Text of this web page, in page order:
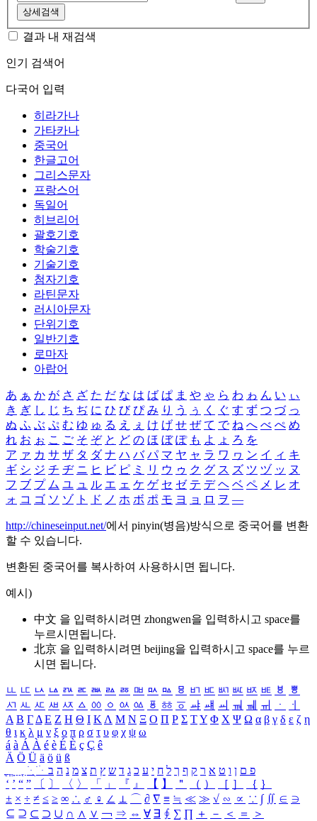
상세검색
결과 내 재검색
인기 검색어
다국어 입력
히라가나
가타카나
중국어
한글고어
그리스문자
프랑스어
독일어
히브리어
괄호기호
학술기호
기술기호
첨자기호
라틴문자
러시아문자
단위기호
일반기호
로마자
아랍어
あ ぁ か が さ ざ た だ な は ば ぱ ま や ゃ ら わ ゎ ん い ぃ
き ぎ し じ ち ぢ に ひ び ぴ み り う ぅ く ぐ す ず つ づ っ
ぬ ふ ぶ ぷ む ゆ ゅ る え ぇ け げ せ ぜ て で ね へ べ ぺ め
れ お ぉ こ ご そ ぞ と ど の ほ ぼ ぽ も よ ょ ろ を
ア ァ カ サ ザ タ ダ ナ ハ バ パ マ ヤ ャ ラ ワ ヮ ン イ ィ キ
ギ シ ジ チ ヂ ニ ヒ ビ ピ ミ リ ウ ゥ ク グ ス ズ ツ ヅ ッ ヌ
フ ブ プ ム ユ ュ ル エ ェ ケ ゲ セ ゼ テ デ ヘ ベ ペ メ レ オ
ォ コ ゴ ソ ゾ ト ド ノ ホ ボ ポ モ ヨ ョ ロ ヲ ―
http://chineseinput.net/에서 pinyin(병음)방식으로 중국어를 변환
할 수 있습니다.
변환된 중국어를 복사하여 사용하시면 됩니다.
예시)
中文 을 입력하시려면 zhongwen을 입력하시고 space를
누르시면됩니다.
北京 을 입력하시려면 beijing을 입력하시고 space를 누르
시면 됩니다.
ㅥ ㅦ ㅧ ㅨ ㅩ ㅪ ㅫ ㅬ ㅭ ㅮ ㅯ ㅰ ㅱ ㅲ ㅳ ㅴ ㅵ ㅶ ㅷ ㅸ
ㅹ
ㅺ ㅻ ㅼ ㅽ ㅾ ㅿ ㆀ ㆁ ㆂ ㆃ ㆄ ㆅ ㆆ ㆇ ㆈ ㆉ ㆊ ㆋ ㆌ ㆍ
ㆎ
Α Β ΓΔ Ε Ζ Η Θ Ι ΚΛ Μ Ν Ξ Ο Π Ρ Σ ΤΥ Φ Χ Ψ Ω α β γ δ ε ζ η
θ ι κ λ μ ν ξ ο π ρ σ τ υ φ χ ψ ω
á à Á À é è É È ç Ç ê
Ä Ö Ü ä ö ü ß
ִֶֹ ֻּ ׁׂ פ ם ן ו ט א ר ק ף ך ל ח י ע כ ג ד ש ץ ת צ מ נ ה ב
‘ ’ “ ” 〔 〕 〈 〉 「 」 『 』 【 】 ＂ （ ） ［ ］ ｛ ｝
± × ÷ ≠ ≤ ≥ ∞ ∴ ♂ ♀ ∠ ⊥ ⌒ ∂ ∇ ≡ ≒ ≪ ≫ √ ∽ ∝ ∵ ∫ ∬ ∈ ∋
⊆ ⊇ ⊂ ⊃ ∪ ∩ ∧ ∨ ￢ ⇒ ⇔ ∀ ∃ ∮ ∑ ∏ ＋ － ＜ ＝
＞